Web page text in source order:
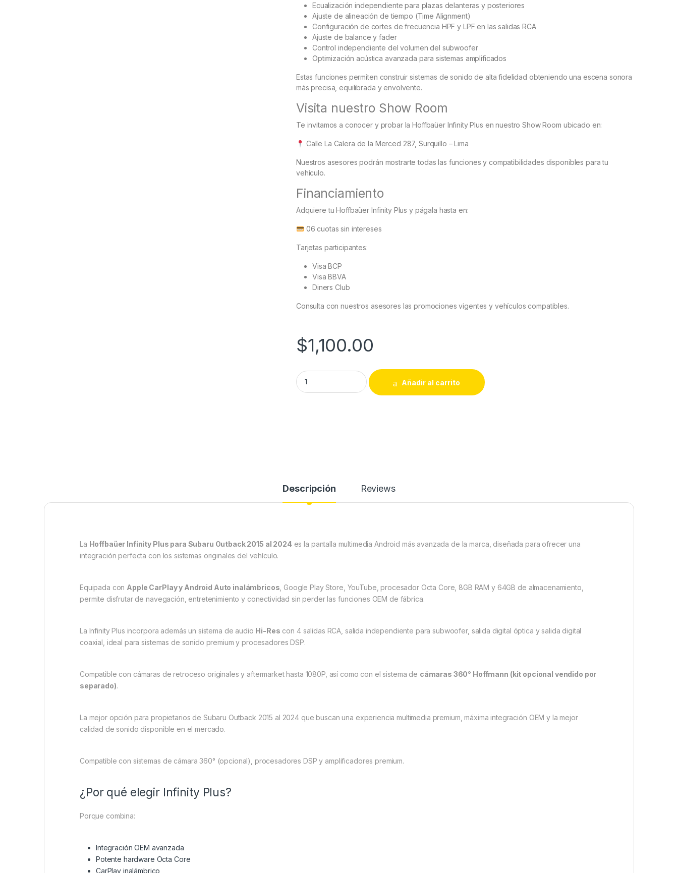
Ecualización independiente para plazas delanteras y posteriores
Ajuste de alineación de tiempo (Time Alignment)
Configuración de cortes de frecuencia HPF y LPF en las salidas RCA
Ajuste de balance y fader
Control independiente del volumen del subwoofer
Optimización acústica avanzada para sistemas amplificados
Estas funciones permiten construir sistemas de sonido de alta fidelidad obteniendo una escena sonora
más precisa, equilibrada y envolvente.
Visita nuestro Show Room
Te invitamos a conocer y probar la Hoffbaüer Infinity Plus en nuestro Show Room ubicado en:
Calle La Calera de la Merced 287, Surquillo – Lima
Nuestros asesores podrán mostrarte todas las funciones y compatibilidades disponibles para tu
vehículo.
Financiamiento
Adquiere tu Hoffbaüer Infinity Plus y págala hasta en:
06 cuotas sin intereses
Tarjetas participantes:
Visa BCP
Visa BBVA
Diners Club
Consulta con nuestros asesores las promociones vigentes y vehículos compatibles.
$1,100.00
Subaru Outback 2015 al 2024 Pantalla Hoffbaüer Infinity Plus CarPlay & Android Auto quantity
Añadir al carrito
Descripción Reviews
La Hoffbaüer Infinity Plus para Subaru Outback 2015 al 2024es la pantalla multimedia Android más avanzada de la marca, diseñada para ofrecer una
integración perfecta con los sistemas originales del vehículo.
Equipada con Apple CarPlay y Android Auto inalámbricos , Google Play Store, YouTube, procesador Octa Core, 8GB RAM y 64GB de almacenamiento,
permite disfrutar de navegación, entretenimiento y conectividad sin perder las funciones OEM de fábrica.
La Infinity Plus incorpora además un sistema de audio Hi-Res con 4 salidas RCA, salida independiente para subwoofer, salida digital óptica y salida digital
coaxial, ideal para sistemas de sonido premium y procesadores DSP.
Compatible con cámaras de retroceso originales y aftermarket hasta 1080P, así como con el sistema de cámaras 360° Hoffmann (kit opcional vendido por
separado).
La mejor opción para propietarios de Subaru Outback 2015 al 2024 que buscan una experiencia multimedia premium, máxima integración OEM y la mejor
calidad de sonido disponible en el mercado.
Compatible con sistemas de cámara 360° (opcional), procesadores DSP y amplificadores premium.
¿Por qué elegir Infinity Plus?
Porque combina:
Integración OEM avanzada
Potente hardware Octa Core
CarPlay inalámbrico